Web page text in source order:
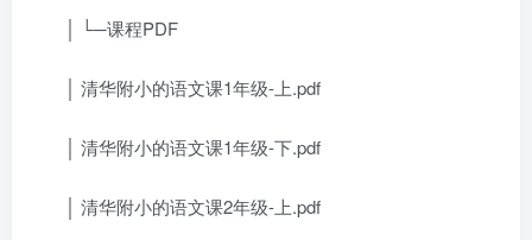
│ └─课程PDF
│ 清华附小的语文课1年级-上.pdf
│ 清华附小的语文课1年级-下.pdf
│ 清华附小的语文课2年级-上.pdf